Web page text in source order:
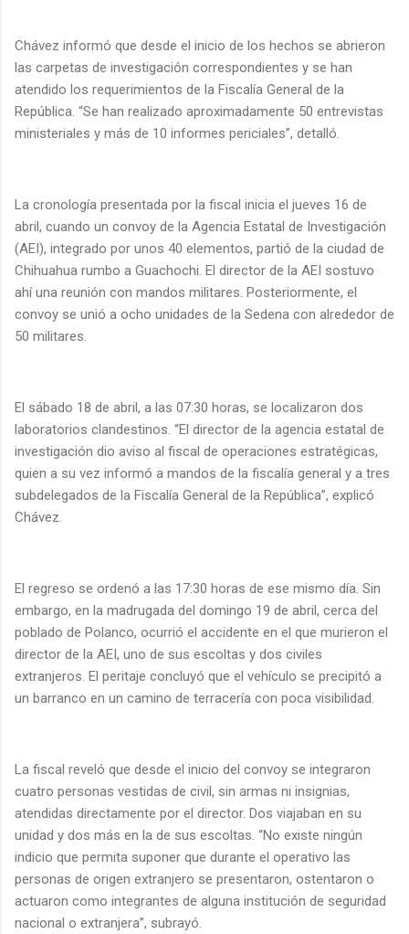
Chávez informó que desde el inicio de los hechos se abrieron
las carpetas de investigación correspondientes y se han
atendido los requerimientos de la Fiscalía General de la
República. “Se han realizado aproximadamente 50 entrevistas
ministeriales y más de 10 informes periciales”, detalló.
La cronología presentada por la fiscal inicia el jueves 16 de
abril, cuando un convoy de la Agencia Estatal de Investigación
(AEI), integrado por unos 40 elementos, partió de la ciudad de
Chihuahua rumbo a Guachochi. El director de la AEI sostuvo
ahí una reunión con mandos militares. Posteriormente, el
convoy se unió a ocho unidades de la Sedena con alrededor de
50 militares.
El sábado 18 de abril, a las 07:30 horas, se localizaron dos
laboratorios clandestinos. “El director de la agencia estatal de
investigación dio aviso al fiscal de operaciones estratégicas,
quien a su vez informó a mandos de la fiscalía general y a tres
subdelegados de la Fiscalía General de la República”, explicó
Chávez.
El regreso se ordenó a las 17:30 horas de ese mismo día. Sin
embargo, en la madrugada del domingo 19 de abril, cerca del
poblado de Polanco, ocurrió el accidente en el que murieron el
director de la AEI, uno de sus escoltas y dos civiles
extranjeros. El peritaje concluyó que el vehículo se precipitó a
un barranco en un camino de terracería con poca visibilidad.
La fiscal reveló que desde el inicio del convoy se integraron
cuatro personas vestidas de civil, sin armas ni insignias,
atendidas directamente por el director. Dos viajaban en su
unidad y dos más en la de sus escoltas. “No existe ningún
indicio que permita suponer que durante el operativo las
personas de origen extranjero se presentaron, ostentaron o
actuaron como integrantes de alguna institución de seguridad
nacional o extranjera”, subrayó.